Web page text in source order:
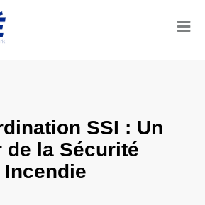
SSI : Un
de la Sécurité
Incendie